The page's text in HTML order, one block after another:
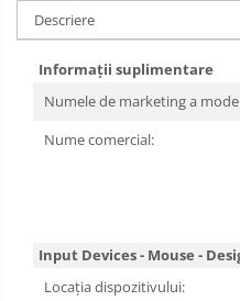
Descriere
Informații suplimentare
Numele de marketing a
Nume comercial:
Input Devices - Mouse -
Locația dispozitivului: